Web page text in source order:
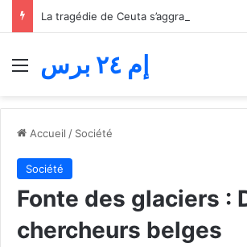
Menu إم ٢٤ برس
Accueil / Société
Société
Fonte des glaciers :
chercheurs belges